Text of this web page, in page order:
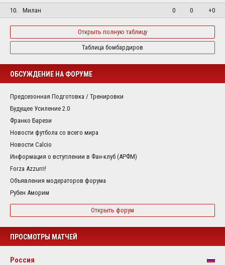
10.
Милан 0 0 +0
Открыть полную таблицу
Таблица бомбардиров
ОБСУЖДЕНИЕ НА ФОРУМЕ
Предсезонная Подготовка / Тренировки
Будущее Усиление 2.0
Франко Барези
Новости футбола со всего мира
Новости Calcio
Информация о вступлении в Фан-клуб (АРФМ)
Forza Azzurri!
Объявления модераторов форума
Рубен Аморим
Открыть форум
ПРОСМОТРЫ МАТЧЕЙ
Россия